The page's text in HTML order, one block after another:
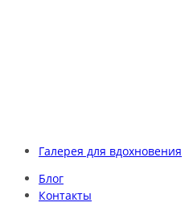
Галерея для вдохновения
Блог
Контакты